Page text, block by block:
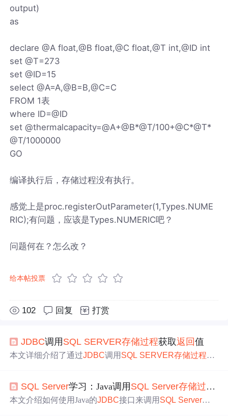
output)
as
declare @A float,@B float,@C float,@T int,@ID int
set @T=273
set @ID=15
select @A=A,@B=B,@C=C
FROM 1表
where ID=@ID
set @thermalcapacity=@A+@B*@T/100+@C*@T*
@T/1000000
GO
编译执行后，存储过程没有执行。
感觉上是proc.registerOutParameter(1,Types.NUME
RIC);有问题，应该是Types.NUMERIC吧？
问题何在？怎么改？
给本帖投票
102 回复 打赏
JDBC调用 SQL SERVER存储过程获取返回值
本文详细介绍了通过JDBC调用 SQL SERVER存储过程的
和Java代码示例。
SQL Server学习：Java调用 SQL Server存储过程
本文介绍如何使用Java的JDBC接口来调用 SQL Server的